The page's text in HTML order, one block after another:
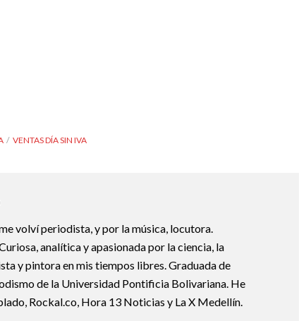
VENTAS DÍA SIN IVA
volví periodista, y por la música, locutora.
analítica y apasionada por la ciencia, la
y pintora en mis tiempos libres. Graduada de
de la Universidad Pontificia Bolivariana. He
Rockal.co, Hora 13 Noticias y La X Medellín.